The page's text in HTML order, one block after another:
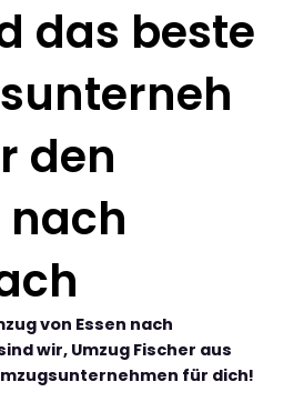
das beste
den
nach
von Essen nach
wir, Umzug Fischer aus
für dich!